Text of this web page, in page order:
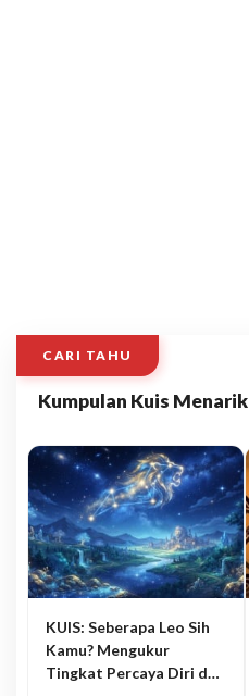
CARI TAHU
Kumpulan Kuis Menarik
KUIS: Seberapa Leo Sih
Kamu? Mengukur
Tingkat Percaya Diri dan